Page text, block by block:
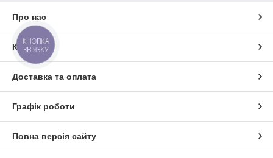
Про нас
Контакти
Доставка та оплата
Графік роботи
Повна версія сайту
КНОПКА
ЗВ'ЯЗКУ